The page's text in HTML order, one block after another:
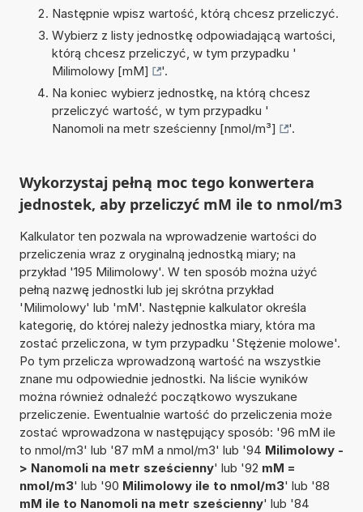
Następnie wpisz wartość, którą chcesz przeliczyć.
Wybierz z listy jednostkę odpowiadającą wartości,
którą chcesz przeliczyć, w tym przypadku '
Milimolowy [mM]
'.
Na koniec wybierz jednostkę, na którą chcesz
przeliczyć wartość, w tym przypadku '
Nanomoli na metr sześcienny [nmol/m³]
'.
Wykorzystaj pełną moc tego konwertera
jednostek, aby przeliczyć mM ile to nmol/m3
Kalkulator ten pozwala na wprowadzenie wartości do
przeliczenia wraz z oryginalną jednostką miary; na
przykład '195 Milimolowy'. W ten sposób można użyć
pełną nazwę jednostki lub jej skrótna przykład
'Milimolowy' lub 'mM'. Następnie kalkulator określa
kategorię, do której należy jednostka miary, która ma
zostać przeliczona, w tym przypadku 'Stężenie molowe'.
Po tym przelicza wprowadzoną wartość na wszystkie
znane mu odpowiednie jednostki. Na liście wyników
można również odnaleźć początkowo wyszukane
przeliczenie. Ewentualnie wartość do przeliczenia może
zostać wprowadzona w następujący sposób: '96 mM ile
to nmol/m3' lub '87 mM a nmol/m3' lub '94 Milimolowy -
> Nanomoli na metr sześcienny' lub '92 mM =
nmol/m3' lub '90 Milimolowy ile to nmol/m3' lub '88
mM ile to Nanomoli na metr sześcienny' lub '84